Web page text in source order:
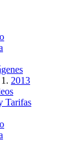
2013
Tarifas